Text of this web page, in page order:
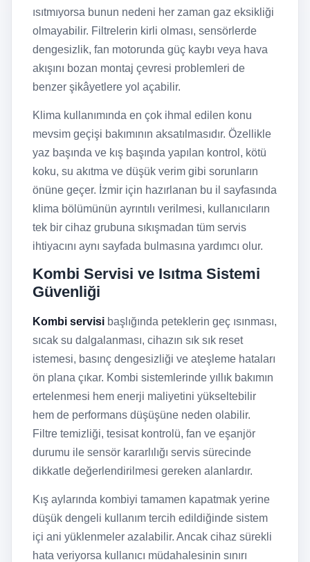
ısıtmıyorsa bunun nedeni her zaman gaz eksikliği
olmayabilir. Filtrelerin kirli olması, sensörlerde
dengesizlik, fan motorunda güç kaybı veya hava
akışını bozan montaj çevresi problemleri de
benzer şikâyetlere yol açabilir.
Klima kullanımında en çok ihmal edilen konu
mevsim geçişi bakımının aksatılmasıdır. Özellikle
yaz başında ve kış başında yapılan kontrol, kötü
koku, su akıtma ve düşük verim gibi sorunların
önüne geçer. İzmir için hazırlanan bu il sayfasında
klima bölümünün ayrıntılı verilmesi, kullanıcıların
tek bir cihaz grubuna sıkışmadan tüm servis
ihtiyacını aynı sayfada bulmasına yardımcı olur.
Kombi Servisi ve Isıtma Sistemi
Güvenliği
Kombi servisi başlığında peteklerin geç ısınması,
sıcak su dalgalanması, cihazın sık sık reset
istemesi, basınç dengesizliği ve ateşleme hataları
ön plana çıkar. Kombi sistemlerinde yıllık bakımın
ertelenmesi hem enerji maliyetini yükseltebilir
hem de performans düşüşüne neden olabilir.
Filtre temizliği, tesisat kontrolü, fan ve eşanjör
durumu ile sensör kararlılığı servis sürecinde
dikkatle değerlendirilmesi gereken alanlardır.
Kış aylarında kombiyi tamamen kapatmak yerine
düşük dengeli kullanım tercih edildiğinde sistem
içi ani yüklenmeler azalabilir. Ancak cihaz sürekli
hata veriyorsa kullanıcı müdahalesinin sınırı